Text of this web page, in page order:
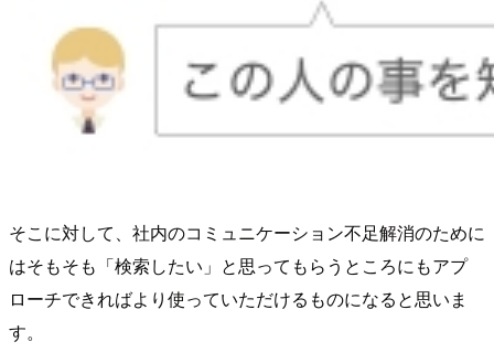
そこに対して、社内のコミュニケーション不足解消のために
はそもそも「検索したい」と思ってもらうところにもアプ
ローチできればより使っていただけるものになると思いま
す。